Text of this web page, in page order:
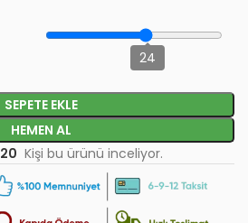
24
SEPETE EKLE
HEMEN AL
20 Kişi bu ürünü inceliyor.